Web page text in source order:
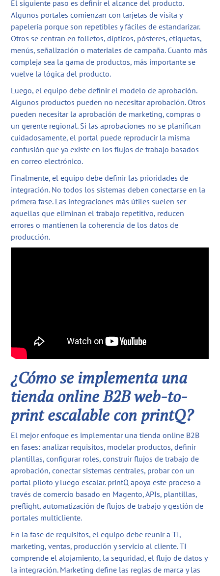
El siguiente paso es definir el alcance del producto.
Algunos portales comienzan con tarjetas de visita y
papelería porque son repetibles y fáciles de estandarizar.
Otros se centran en folletos, dípticos, pósteres, etiquetas,
menús, señalización o materiales de campaña. Cuanto más
compleja sea la gama de productos, más importante se
vuelve la lógica del producto.
Luego, el equipo debe definir el modelo de aprobación.
Algunos productos pueden no necesitar aprobación. Otros
pueden necesitar la aprobación de marketing, compras o
un gerente regional. Si las aprobaciones no se planifican
cuidadosamente, el portal puede reproducir la misma
confusión que ya existe en los flujos de trabajo basados
en correo electrónico.
Finalmente, el equipo debe definir las prioridades de
integración. No todos los sistemas deben conectarse en la
primera fase. Las integraciones más útiles suelen ser
aquellas que eliminan el trabajo repetitivo, reducen
errores o mantienen la coherencia de los datos de
producción.
¿Cómo se implementa una
tienda online B2B web-to-
print escalable con printQ?
El mejor enfoque es implementar una tienda online B2B
en fases: analizar requisitos, modelar productos, definir
plantillas, configurar roles, construir flujos de trabajo de
aprobación, conectar sistemas centrales, probar con un
portal piloto y luego escalar. printQ apoya este proceso a
través de comercio basado en Magento, APIs, plantillas,
preflight, automatización de flujos de trabajo y gestión de
portales multicliente.
En la fase de requisitos, el equipo debe reunir a TI,
marketing, ventas, producción y servicio al cliente. TI
comprende el alojamiento, la seguridad, el flujo de datos y
la integración. Marketing define las reglas de marca y las